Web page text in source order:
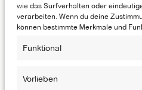
wie das Surfverhalten oder
verarbeiten. Wenn du deine
können bestimmte Merkmale und
Funktional
Vorlieben
MÖGLICHMACHER
ENTSTEHUNGSGESCHICHTE
JOBS